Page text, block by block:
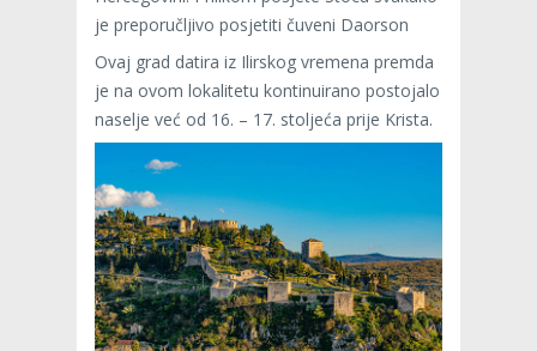
je preporučljivo posjetiti čuveni Daorson
Ovaj grad datira iz Ilirskog vremena premda
je na ovom lokalitetu kontinuirano postojalo
naselje već od 16. – 17. stoljeća prije Krista.